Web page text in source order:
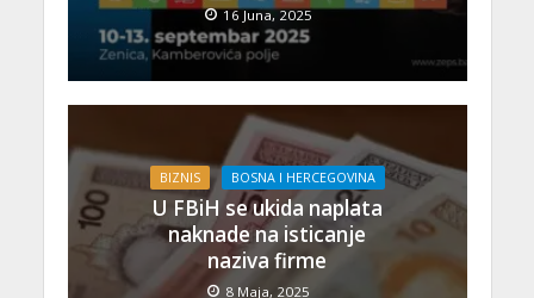
16 Juna, 2025
BIZNIS BOSNA I HERCEGOVINA
U FBiH se ukida naplata
naknade na isticanje
naziva firme
8 Maja, 2025